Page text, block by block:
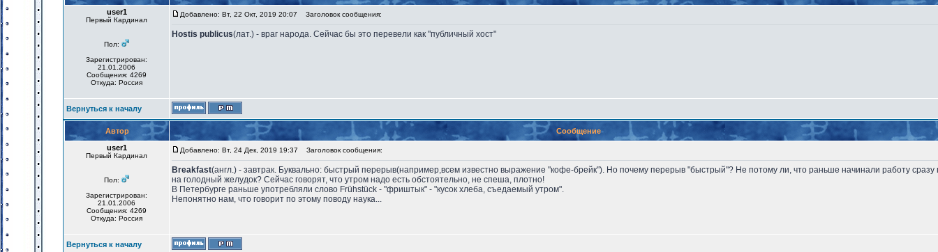
user1
Первый Кардинал
Пол:
Зарегистрирован:
21.01.2006
Сообщения: 4269
Откуда: Россия
Добавлено: Вт, 22 Окт, 2019 20:07 Заголовок сообщения:
Hostis publicus(лат.) - враг народа. Сейчас бы это перевели как "публичный хост"
Вернуться к началу
Автор
Сообщение
user1
Первый Кардинал
Пол:
Зарегистрирован:
21.01.2006
Сообщения: 4269
Откуда: Россия
Добавлено: Вт, 24 Дек, 2019 19:37 Заголовок сообщения:
Breakfast(англ.) - завтрак. Буквально: быстрый перерыв(например,всем известно выражение "кофе-брейк"). Но почему перерыв "быстрый"? Не потому ли, что раньше начинали работу сразу
на голодный желудок? Сейчас говорят, что утром надо есть обстоятельно, не спеша, плотно!
В Петербурге раньше употребляли слово Frühstück - "фриштык" - "кусок хлеба, съедаемый утром".
Непонятно нам, что говорит по этому поводу наука...
Вернуться к началу